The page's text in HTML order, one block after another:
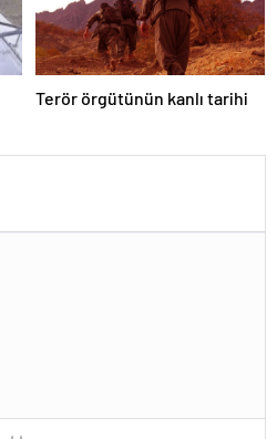
Terör örgütünün kanlı tarihi